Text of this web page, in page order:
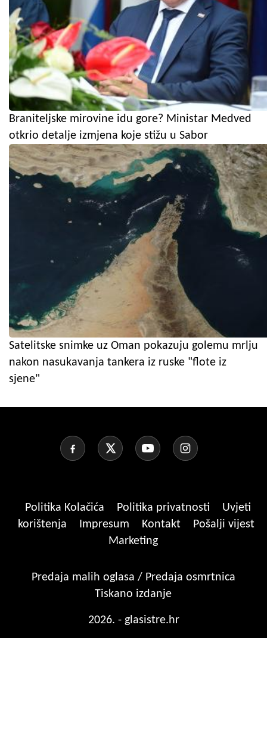
Braniteljske mirovine idu gore? Ministar Medved
otkrio detalje izmjena koje stižu u Sabor
Satelitske snimke uz Oman pokazuju golemu mrlju
nakon nasukavanja tankera iz ruske "flote iz
sjene"
Politika Kolačića Politika privatnosti
Uvjeti
korištenja
Impresum Kontakt
Pošalji vijest
Marketing
Predaja malih oglasa / Predaja osmrtnica
Tiskano izdanje
2026. - glasistre.hr